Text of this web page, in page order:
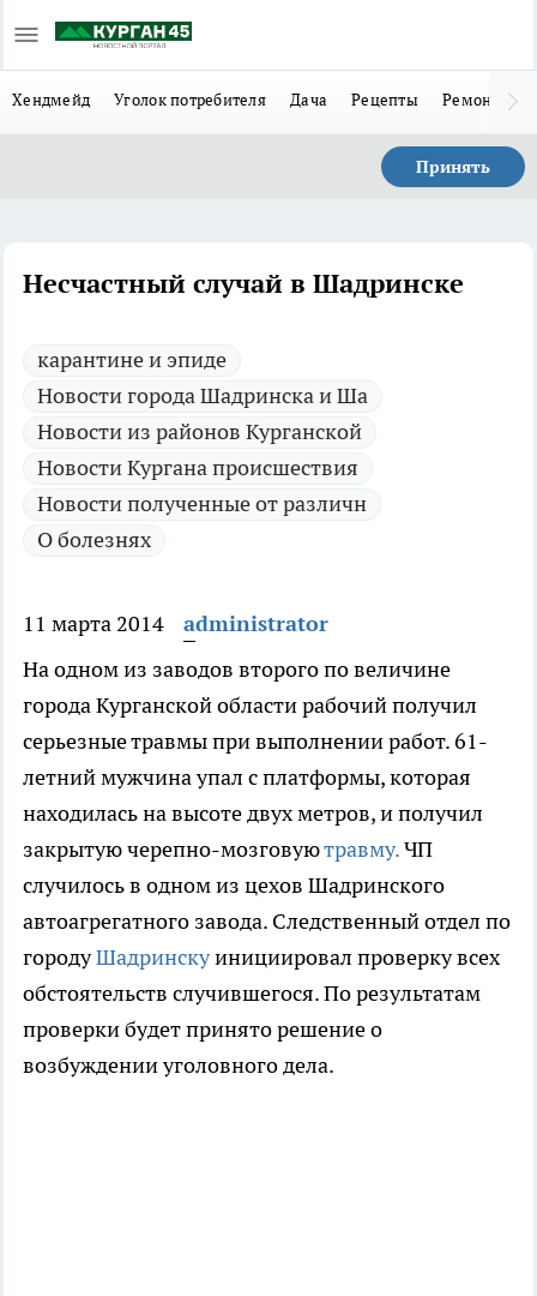
Хендмейд Уголок потребителя Дача Рецепты Ремонт
Принять
Несчастный случай в Шадринске
карантине и эпиде
Новости города Шадринска и Ша
Новости из районов Курганской
Новости Кургана происшествия
Новости полученные от различн
О болезнях
11 марта 2014
administrator
На одном из заводов второго по величине
города Курганской области рабочий получил
серьезные травмы при выполнении работ.61-
летний мужчина упал с платформы, которая
находилась на высоте двух метров, и получил
закрытую черепно-мозговуютравму.ЧП
случилось в одном из цехов Шадринского
автоагрегатного завода. Следственный отдел по
городуШадринскуинициировал проверку всех
обстоятельств случившегося. По результатам
проверки будет принято решение о
возбуждении уголовного дела.